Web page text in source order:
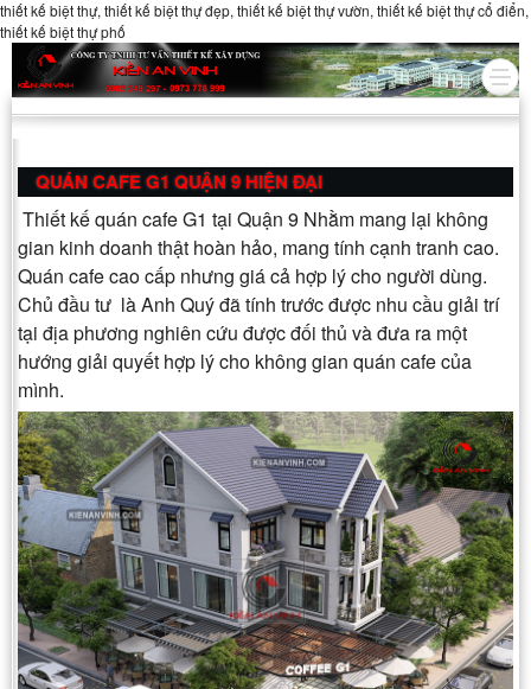
thiết kế biệt thự, thiết kế biệt thự đẹp, thiết kế biệt thự vườn, thiết kế biệt thự cổ điển,
thiết kế biệt thự phố
QUÁN CAFE G1 QUẬN 9 HIỆN ĐẠI
Thiết kế quán cafe G1 tại Quận 9 Nhằm mang lại không
gian kinh doanh thật hoàn hảo, mang tính cạnh tranh cao.
Quán cafe cao cấp nhưng giá cả hợp lý cho người dùng.
Chủ đầu tư là Anh Quý đã tính trước được nhu cầu giải trí
tại địa phương nghiên cứu được đối thủ và đưa ra một
hướng giải quyết hợp lý cho không gian quán cafe của
mình.